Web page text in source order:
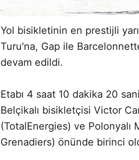
Yol bisikletinin en prestijli
Turu'na, Gap ile
devam edildi.
Etabı 4 saat 10 dakika 20
Belçikalı bisikletçisi Victor
(TotalEnergies) ve
Grenadiers) önünde birinci